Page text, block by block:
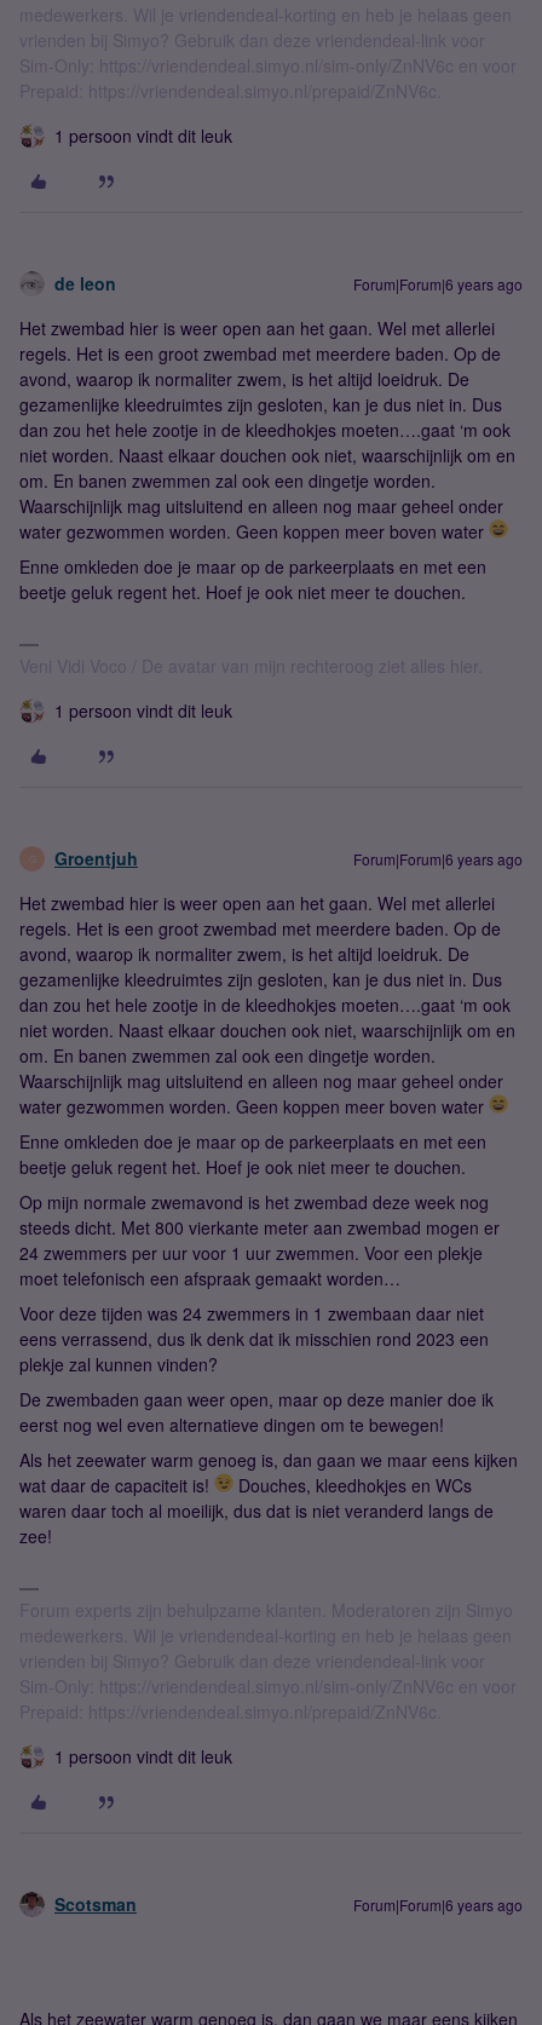
medewerkers. Wil je vriendendeal-korting en heb je helaas geen
vrienden bij Simyo? Gebruik dan deze vriendendeal-link voor
Sim-Only: https://vriendendeal.simyo.nl/sim-only/ZnNV6c en voor
Prepaid: https://vriendendeal.simyo.nl/prepaid/ZnNV6c.
1 persoon vindt dit leuk
de leon Forum|Forum|6 years ago
Het zwembad hier is weer open aan het gaan. Wel met allerlei
regels. Het is een groot zwembad met meerdere baden. Op de
avond, waarop ik normaliter zwem, is het altijd loeidruk. De
gezamenlijke kleedruimtes zijn gesloten, kan je dus niet in. Dus
dan zou het hele zootje in de kleedhokjes moeten….gaat ‘m ook
niet worden. Naast elkaar douchen ook niet, waarschijnlijk om en
om. En banen zwemmen zal ook een dingetje worden.
Waarschijnlijk mag uitsluitend en alleen nog maar geheel onder
water gezwommen worden. Geen koppen meer boven water
Enne omkleden doe je maar op de parkeerplaats en met een
beetje geluk regent het. Hoef je ook niet meer te douchen.
Veni Vidi Voco / De avatar van mijn rechteroog ziet alles hier.
1 persoon vindt dit leuk
G Groentjuh Forum|Forum|6 years ago
Het zwembad hier is weer open aan het gaan. Wel met allerlei
regels. Het is een groot zwembad met meerdere baden. Op de
avond, waarop ik normaliter zwem, is het altijd loeidruk. De
gezamenlijke kleedruimtes zijn gesloten, kan je dus niet in. Dus
dan zou het hele zootje in de kleedhokjes moeten….gaat ‘m ook
niet worden. Naast elkaar douchen ook niet, waarschijnlijk om en
om. En banen zwemmen zal ook een dingetje worden.
Waarschijnlijk mag uitsluitend en alleen nog maar geheel onder
water gezwommen worden. Geen koppen meer boven water
Enne omkleden doe je maar op de parkeerplaats en met een
beetje geluk regent het. Hoef je ook niet meer te douchen.
Op mijn normale zwemavond is het zwembad deze week nog
steeds dicht. Met 800 vierkante meter aan zwembad mogen er
24 zwemmers per uur voor 1 uur zwemmen. Voor een plekje
moet telefonisch een afspraak gemaakt worden…
Voor deze tijden was 24 zwemmers in 1 zwembaan daar niet
eens verrassend, dus ik denk dat ik misschien rond 2023 een
plekje zal kunnen vinden?
De zwembaden gaan weer open, maar op deze manier doe ik
eerst nog wel even alternatieve dingen om te bewegen!
Als het zeewater warm genoeg is, dan gaan we maar eens kijken
wat daar de capaciteit is!
Douches, kleedhokjes en WCs
waren daar toch al moeilijk, dus dat is niet veranderd langs de
zee!
Forum experts zijn behulpzame klanten. Moderatoren zijn Simyo
medewerkers. Wil je vriendendeal-korting en heb je helaas geen
vrienden bij Simyo? Gebruik dan deze vriendendeal-link voor
Sim-Only: https://vriendendeal.simyo.nl/sim-only/ZnNV6c en voor
Prepaid: https://vriendendeal.simyo.nl/prepaid/ZnNV6c.
1 persoon vindt dit leuk
Scotsman Forum|Forum|6 years ago
Als het zeewater warm genoeg is, dan gaan we maar eens kijken